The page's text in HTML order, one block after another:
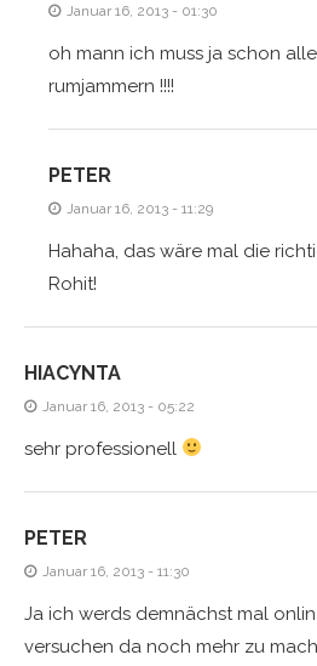
Januar 16, 2013 - 01:30
oh mann ich muss ja schon
rumjammern !!!!
PETER
Januar 16, 2013 - 11:29
Hahaha, das wäre mal die
Rohit!
HIACYNTA
Januar 16, 2013 - 05:22
sehr professionell
PETER
Januar 16, 2013 - 11:30
Ja ich werds demnächst mal
versuchen da noch mehr zu